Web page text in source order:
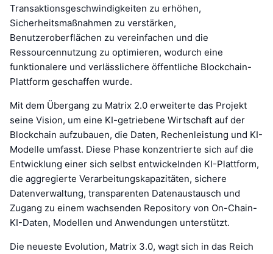
Transaktionsgeschwindigkeiten zu erhöhen,
Sicherheitsmaßnahmen zu verstärken,
Benutzeroberflächen zu vereinfachen und die
Ressourcennutzung zu optimieren, wodurch eine
funktionalere und verlässlichere öffentliche Blockchain-
Plattform geschaffen wurde.
Mit dem Übergang zu Matrix 2.0 erweiterte das Projekt
seine Vision, um eine KI-getriebene Wirtschaft auf der
Blockchain aufzubauen, die Daten, Rechenleistung und KI-
Modelle umfasst. Diese Phase konzentrierte sich auf die
Entwicklung einer sich selbst entwickelnden KI-Plattform,
die aggregierte Verarbeitungskapazitäten, sichere
Datenverwaltung, transparenten Datenaustausch und
Zugang zu einem wachsenden Repository von On-Chain-
KI-Daten, Modellen und Anwendungen unterstützt.
Die neueste Evolution, Matrix 3.0, wagt sich in das Reich